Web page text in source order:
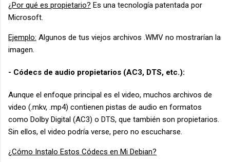
¿Por qué es propietario? Es una tecnología patentada por
Microsoft.
Ejemplo: Algunos de tus viejos archivos .WMV no mostrarían la
imagen.
- Códecs de audio propietarios (AC3, DTS, etc.):
Aunque el enfoque principal es el video, muchos archivos de
video (.mkv, .mp4) contienen pistas de audio en formatos
como Dolby Digital (AC3) o DTS, que también son propietarios.
Sin ellos, el video podría verse, pero no escucharse.
¿Cómo Instalo Estos Códecs en Mi Debian?